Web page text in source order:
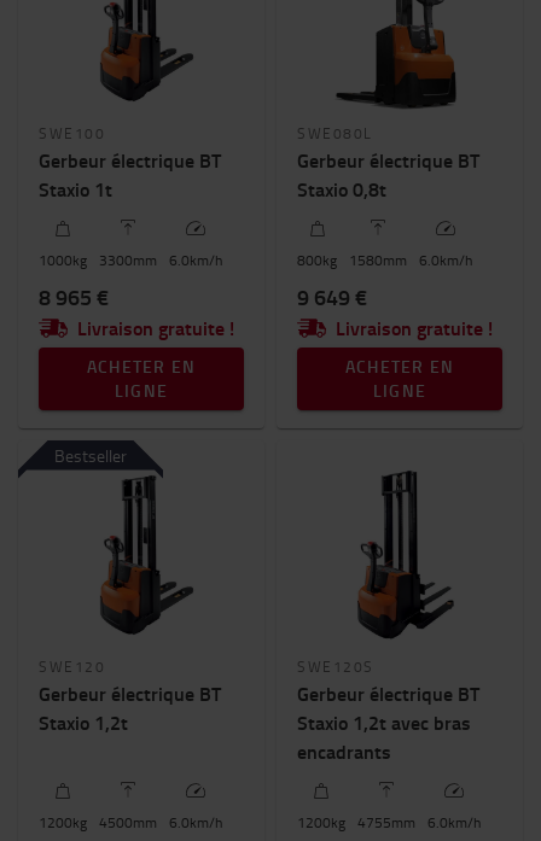
SWE100
Gerbeur électrique BT
Staxio 1t
1000kg 3300mm 6.0km/h
8 965 €
Livraison gratuite !
ACHETER EN
LIGNE
SWE080L
Gerbeur électrique BT
Staxio 0,8t
800kg 1580mm 6.0km/h
9 649 €
Livraison gratuite !
ACHETER EN
LIGNE
Bestseller
SWE120
Gerbeur électrique BT
Staxio 1,2t
1200kg 4500mm 6.0km/h
SWE120S
Gerbeur électrique BT
Staxio 1,2t avec bras
encadrants
1200kg 4755mm 6.0km/h